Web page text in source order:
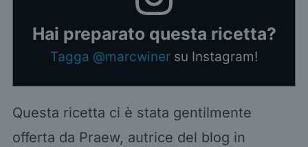
Hai preparato questa ricetta?
Tagga @marcwiner su Instagram!
Questa ricetta ci è stata gentilmente
offerta da Praew, autrice del blog in